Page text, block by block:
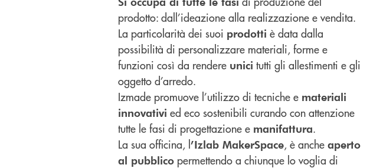
prodotto: dall’ideazione alla realizzazione e vendita.
La particolarità dei suoi prodotti è data dalla
possibilità di personalizzare materiali, forme e
funzioni così da rendere unici tutti gli allestimenti e gli
oggetto d’arredo.
Izmade promuove l’utilizzo di tecniche e materiali
innovativi ed eco sostenibili curando con attenzione
tutte le fasi di progettazione e manifattura.
La sua officina, l’Izlab MakerSpace, è anche aperto
al pubblicopermettendo a chiunque lo voglia di